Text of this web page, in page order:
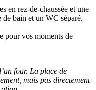
en rez-de-chaussée et une
de bain et un WC séparé.
pour vos moments de
four. La place de
mais pas directement